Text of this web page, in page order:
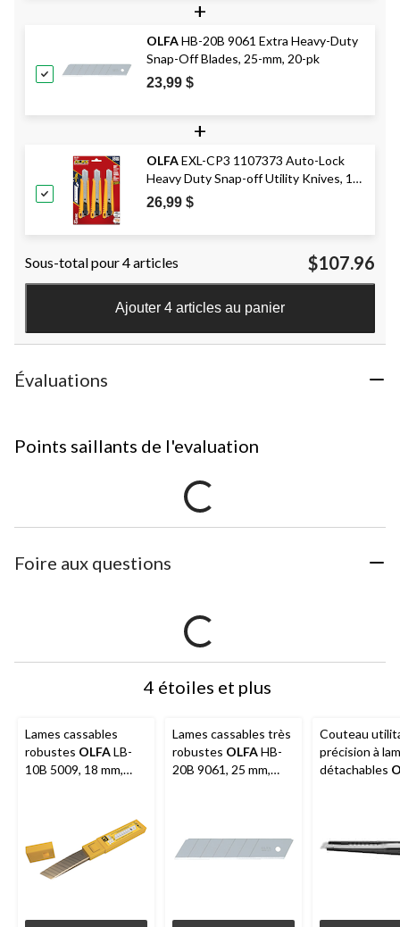
+
OLFAHB-20B 9061 Extra Heavy-Duty
Snap-Off Blades, 25-mm, 20-pk
23,99 $
+
OLFAEXL-CP3 1107373 Auto-Lock
Heavy Duty Snap-off Utility Knives, 18-
mm, Yellow, 3-pk
26,99 $
Sous-total pour 4 articles $107.96
Ajouter 4 articles au panier
Évaluations
Points saillants de l'evaluation
Foire aux questions
4 étoiles et plus
Lames cassables
robustes OLFALB-
10B 5009, 18 mm,
Lames cassables très
robustes OLFAHB-
20B 9061, 25 mm,
Couteau
précision à
détachables